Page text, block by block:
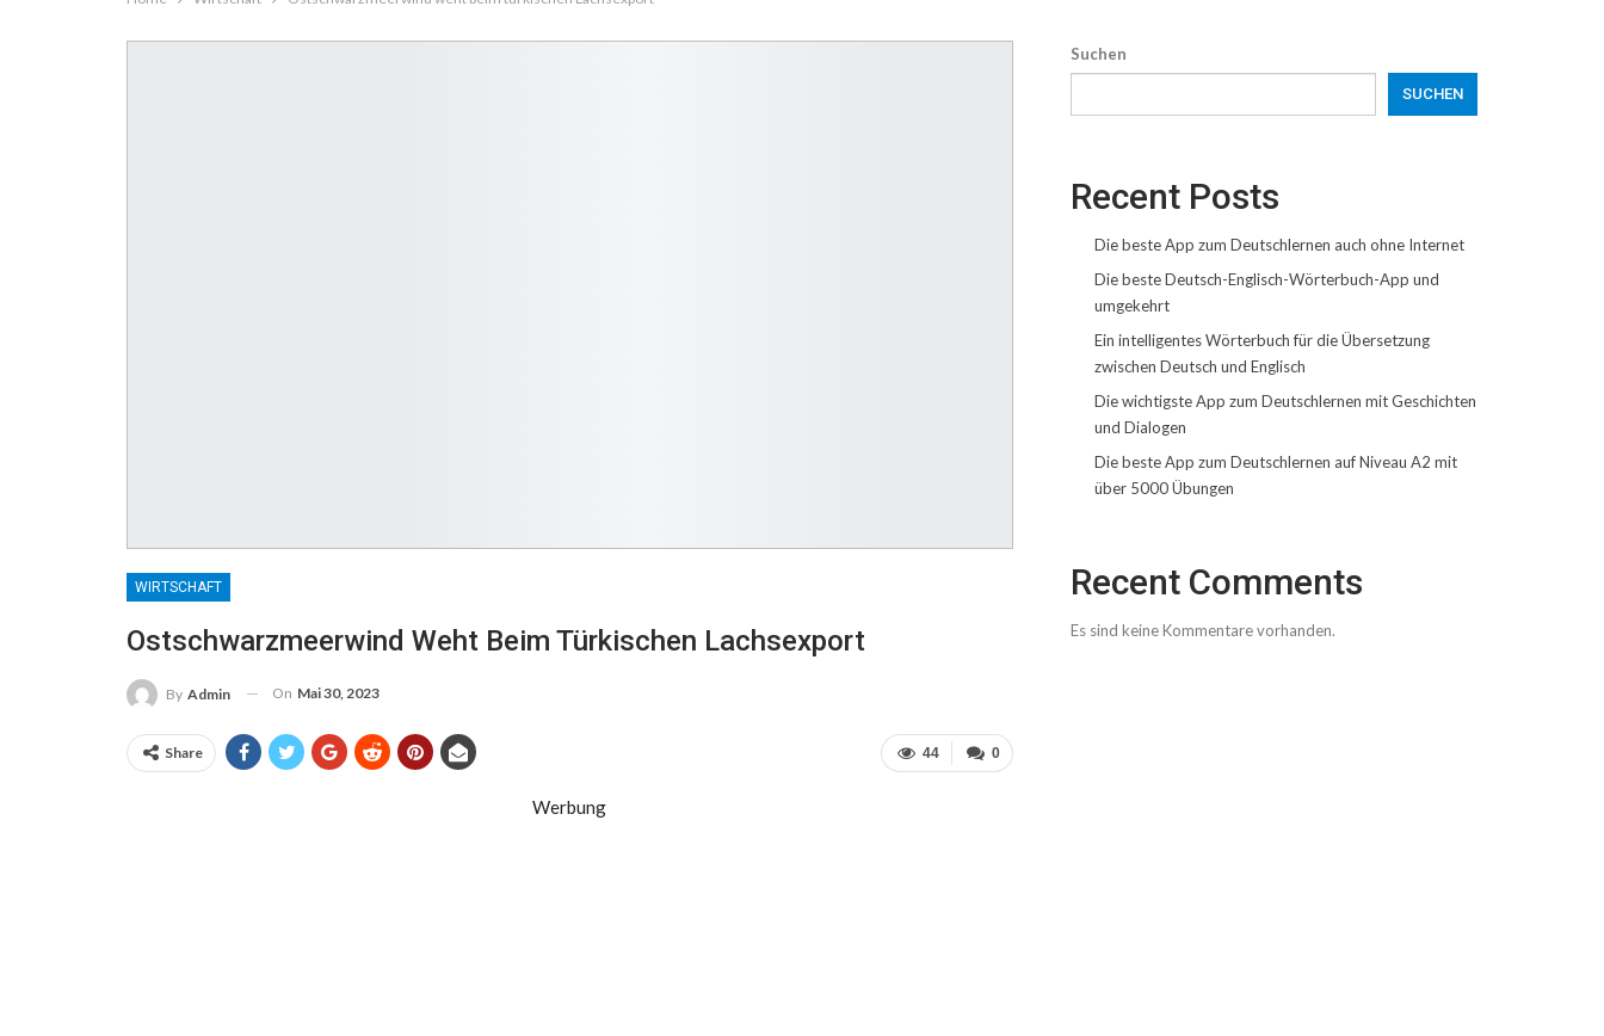
WIRTSCHAFT
Ostschwarzmeerwind Weht Beim Türkischen Lachsexport
By Admin On Mai 30, 2023
0
44
Share
Werbung
Suchen
SUCHEN
Recent Posts
Die beste App zum Deutschlernen auch ohne Internet
Die beste Deutsch-Englisch-Wörterbuch-App und
umgekehrt
Ein intelligentes Wörterbuch für die Übersetzung
zwischen Deutsch und Englisch
Die wichtigste App zum Deutschlernen mit Geschichten
und Dialogen
Die beste App zum Deutschlernen auf Niveau A2 mit
über 5000 Übungen
Recent Comments
Es sind keine Kommentare vorhanden.